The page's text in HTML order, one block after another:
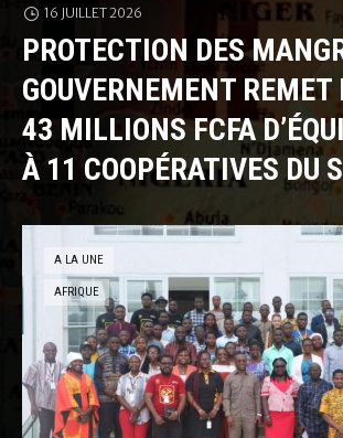
16 JUILLET 2026
PROTECTION DES
GOUVERNEMENT REMET
43 MILLIONS FCFA
À 11 COOPÉRATIVES DU
A LA UNE
AFRIQUE